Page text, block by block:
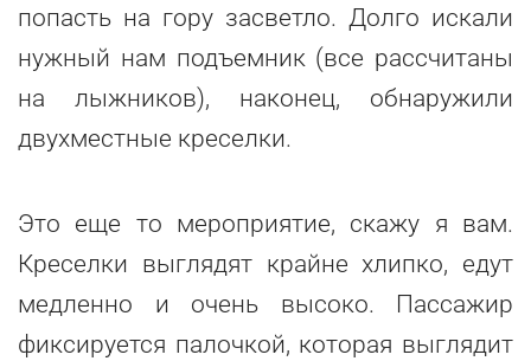
попасть на гору засветло. Долго искали
нужный нам подъемник (все рассчитаны
на лыжников), наконец, обнаружили
двухместные креселки.
Это еще то мероприятие, скажу я вам.
Креселки выглядят крайне хлипко, едут
медленно и очень высоко. Пассажир
фиксируется палочкой, которая выглядит